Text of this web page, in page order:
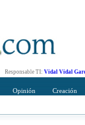
Responsable TI: Vidal Vidal
Opinión Creación